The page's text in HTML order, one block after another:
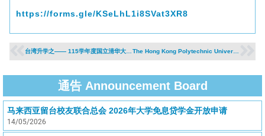
https://forms.gle/KSeLhL1i8SVat3XR8
台湾升学之—— 115学年度国立清华大学侨生单独招生推荐入学 【2026年9月入学】 The Hong Kong Polytechnic University (PolyU)2026/27 Admission is Openend for Application
通告 Announcement Board
马来西亚留台校友联合总会 2026年大学免息贷学金开放申请
14/05/2026